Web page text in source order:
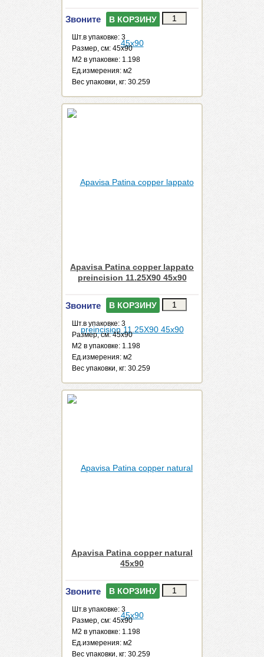
Звоните В КОРЗИНУ
Шт.в упаковке: 3
Размер, см: 45x90
М2 в упаковке: 1.198
Ед.измерения: м2
Веc упаковки, кг: 30.259
Apavisa Patina copper lappato
preincision 11.25X90 45x90
Звоните В КОРЗИНУ
Шт.в упаковке: 3
Размер, см: 45x90
М2 в упаковке: 1.198
Ед.измерения: м2
Веc упаковки, кг: 30.259
Apavisa Patina copper natural
45x90
Звоните В КОРЗИНУ
Шт.в упаковке: 3
Размер, см: 45x90
М2 в упаковке: 1.198
Ед.измерения: м2
Веc упаковки, кг: 30.259